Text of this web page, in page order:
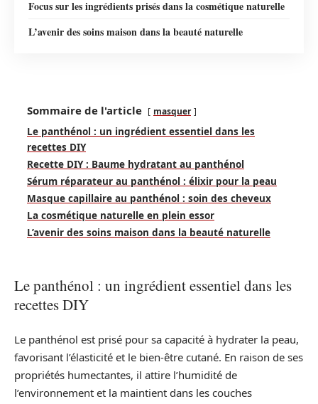
Focus sur les ingrédients prisés dans la cosmétique naturelle
L’avenir des soins maison dans la beauté naturelle
Sommaire de l'article masquer
Le panthénol : un ingrédient essentiel dans les
recettes DIY
Recette DIY : Baume hydratant au panthénol
Sérum réparateur au panthénol : élixir pour la peau
Masque capillaire au panthénol : soin des cheveux
La cosmétique naturelle en plein essor
L’avenir des soins maison dans la beauté naturelle
Le panthénol : un ingrédient essentiel dans les
recettes DIY
Le panthénol est prisé pour sa capacité à hydrater la peau,
favorisant l’élasticité et le bien-être cutané. En raison de ses
propriétés humectantes, il attire l’humidité de
l’environnement et la maintient dans les couches